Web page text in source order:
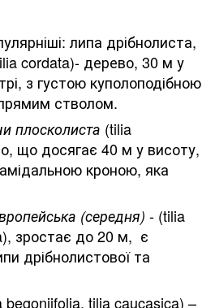
липа дрібнолиста,
cordata)- дерево, 30 м у
з густою куполоподібною
стволом.
плосколиста (tilia
що досягає 40 м у висоту,
кроною, яка
(середня) - (tilia
зростає до 20 м, є
дрібнолистової та
begoniifolia, tilia caucasica) –